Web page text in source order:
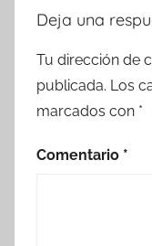
Deja una
Tu dirección de
publicada. Los
marcados con *
Comentario *